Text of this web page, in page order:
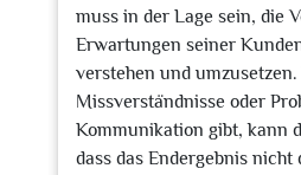
muss in der Lage sein, die
Erwartungen seiner
verstehen und umzusetzen.
Missverständnisse oder
Kommunikation gibt, kann
dass das Endergebnis